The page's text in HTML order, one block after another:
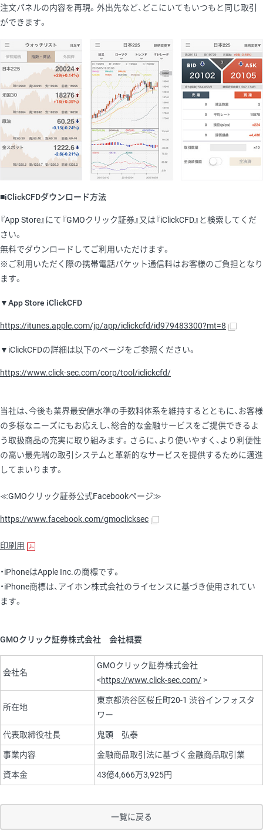
注文パネルの内容を再現。外出先など、どこにいてもいつもと同じ取引
ができます。
■iClickCFDダウンロード方法
『App Store』にて『GMOクリック証券』又は『iClickCFD』と検索してくだ
さい。
無料でダウンロードしてご利用いただけます。
※ご利用いただく際の携帯電話パケット通信料はお客様のご負担となり
ます。
▼App Store iClickCFD
https://itunes.apple.com/jp/app/iclickcfd/id979483300?mt=8
▼iClickCFDの詳細は以下のページをご参照ください。
https://www.click-sec.com/corp/tool/iclickcfd/
当社は、今後も業界最安値水準の手数料体系を維持するとともに、お客様
の多様なニーズにもお応えし、総合的な金融サービスをご提供できるよ
う取扱商品の充実に取り組みます。さらに、より使いやすく、より利便性
の高い最先端の取引システムと革新的なサービスを提供するために邁進
してまいります。
≪GMOクリック証券公式Facebookページ≫
https://www.facebook.com/gmoclicksec
印刷用
・iPhoneはApple Inc.の商標です。
・iPhone商標は、アイホン株式会社のライセンスに基づき使用されてい
ます。
GMOクリック証券株式会社 会社概要
会社名
GMOクリック証券株式会社
<https://www.click-sec.com/ >
所在地
東京都渋谷区桜丘町20-1 渋谷インフォスタ
ワー
代表取締役社長 鬼頭 弘泰
事業内容 金融商品取引法に基づく金融商品取引業
資本金 43億4,666万3,925円
一覧に戻る